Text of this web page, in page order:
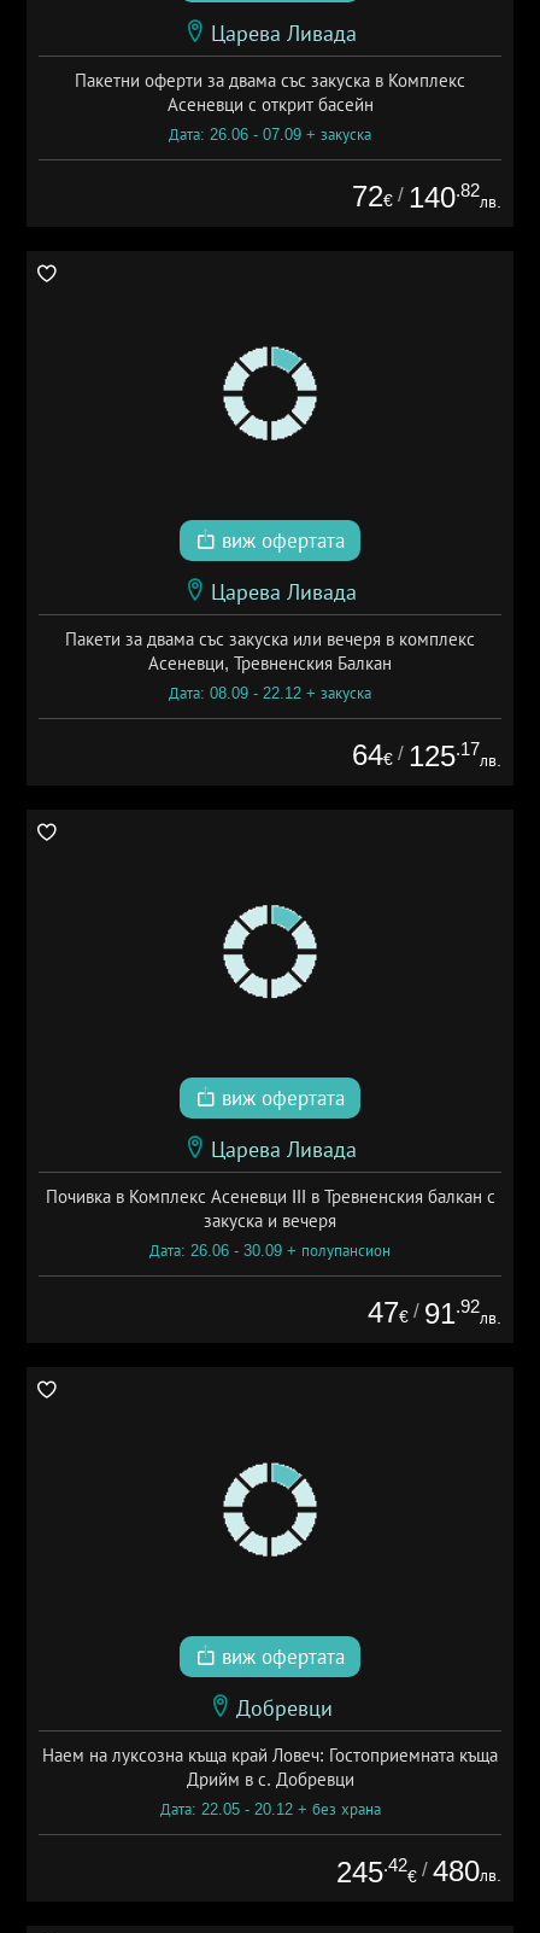
Царева Ливада
Пакетни оферти за двама със закуска в Комплекс
Асеневци с открит басейн
Дата: 26.06 - 07.09 + закуска
72€ / 140.82
лв.
виж офертата
Царева Ливада
Пакети за двама със закуска или вечеря в комплекс
Асеневци, Тревненския Балкан
Дата: 08.09 - 22.12 + закуска
64€ / 125.17
лв.
виж офертата
Царева Ливада
Почивка в Комплекс Асеневци III в Тревненския балкан с
закуска и вечеря
Дата: 26.06 - 30.09 + полупансион
47€ / 91.92
лв.
виж офертата
Добревци
Наем на луксозна къща край Ловеч: Гостоприемната къща
Дрийм в с. Добревци
Дата: 22.05 - 20.12 + без храна
245.42
€ / 480лв.